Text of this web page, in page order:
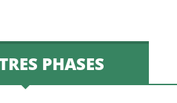
PHASES